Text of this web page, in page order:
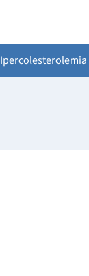
Ipercolesterolemia